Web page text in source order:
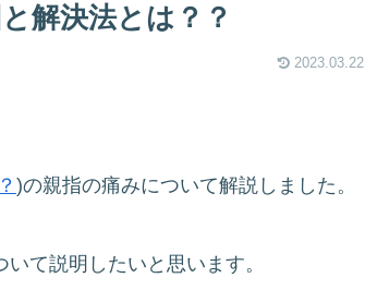
解決法とは？？
2023.03.22
)の親指の痛みについて解説しました。
て説明したいと思います。